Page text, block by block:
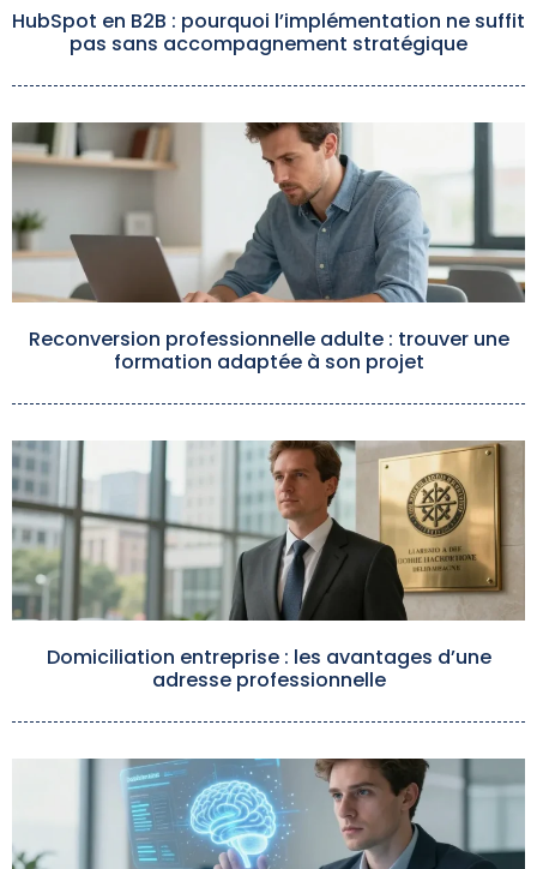
HubSpot en B2B : pourquoi l’implémentation ne suffit
pas sans accompagnement stratégique
Reconversion professionnelle adulte : trouver une
formation adaptée à son projet
Domiciliation entreprise : les avantages d’une
adresse professionnelle